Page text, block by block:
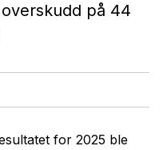
på 44
for 2025 ble